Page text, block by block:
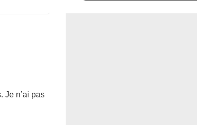
Je n’ai pas